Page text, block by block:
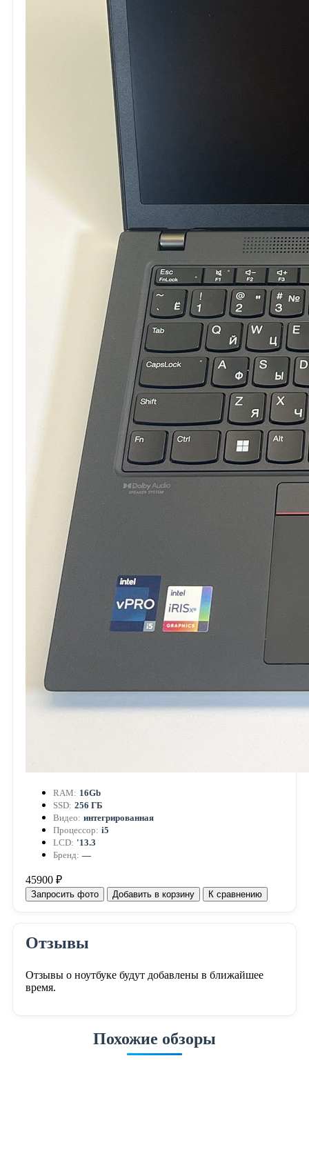
RAM: 16Gb
SSD: 256 ГБ
Видео: интегрированная
Процессор: i5
LCD: '13.3
Бренд: —
45900 ₽
Запросить фото Добавить в корзину К сравнению
Отзывы
Отзывы о ноутбуке будут добавлены в ближайшее
время.
Похожие обзоры